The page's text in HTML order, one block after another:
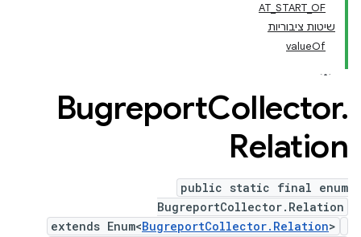
AT_START_OF
שיטות ציבוריות
valueOf
BugreportCollector.
Relation
public static final enum
BugreportCollector.Relation
extends Enum<BugreportCollector.Relation>